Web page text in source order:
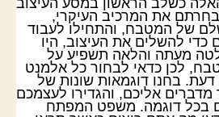
את המרכיב העיקרי,
של המטבח, והתחילו לעבוד
כדי להשלים את העיצוב, היו
מעתה והלאה תשפיע על
לכן כדאי לבחור כל אלמנט
בחנו דוגמאות שונות של
אליכם, והגדירו לעצמכם
בכל דוגמה. משפט המפתח